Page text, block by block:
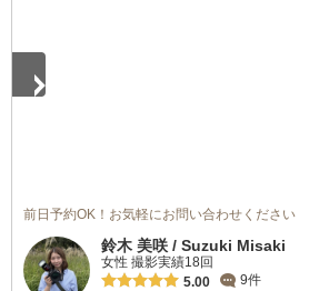
前日予約OK！お気軽にお問い合わせください
鈴木 美咲 / Suzuki Misaki
女性 撮影実績18回
5.00
9件